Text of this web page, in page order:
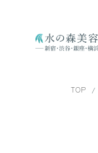
TOP